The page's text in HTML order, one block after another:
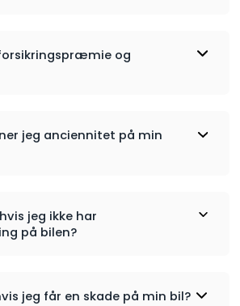
og
jeg anciennitet på min
jeg ikke har
på bilen?
jeg får en skade på min bil?